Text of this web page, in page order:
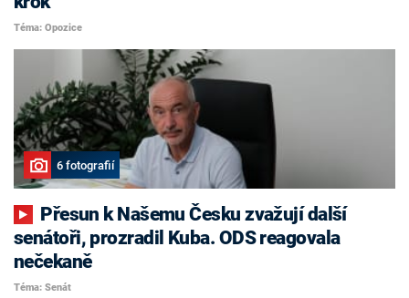
Téma: Opozice
6 fotografií
senátoři, prozradil Kuba. ODS reagovala
nečekaně
Téma: Senát